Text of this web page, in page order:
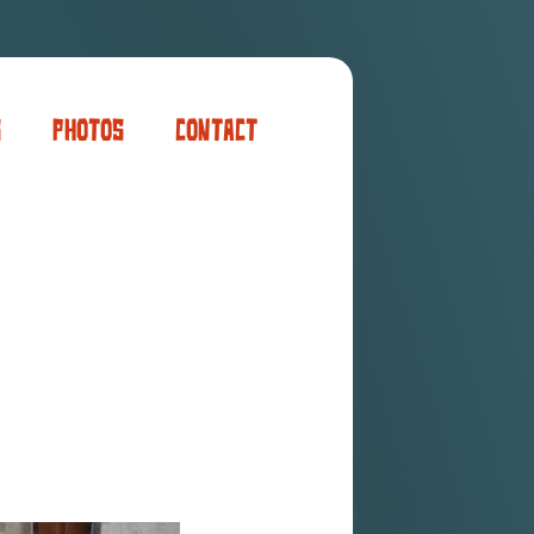
Photos Contact